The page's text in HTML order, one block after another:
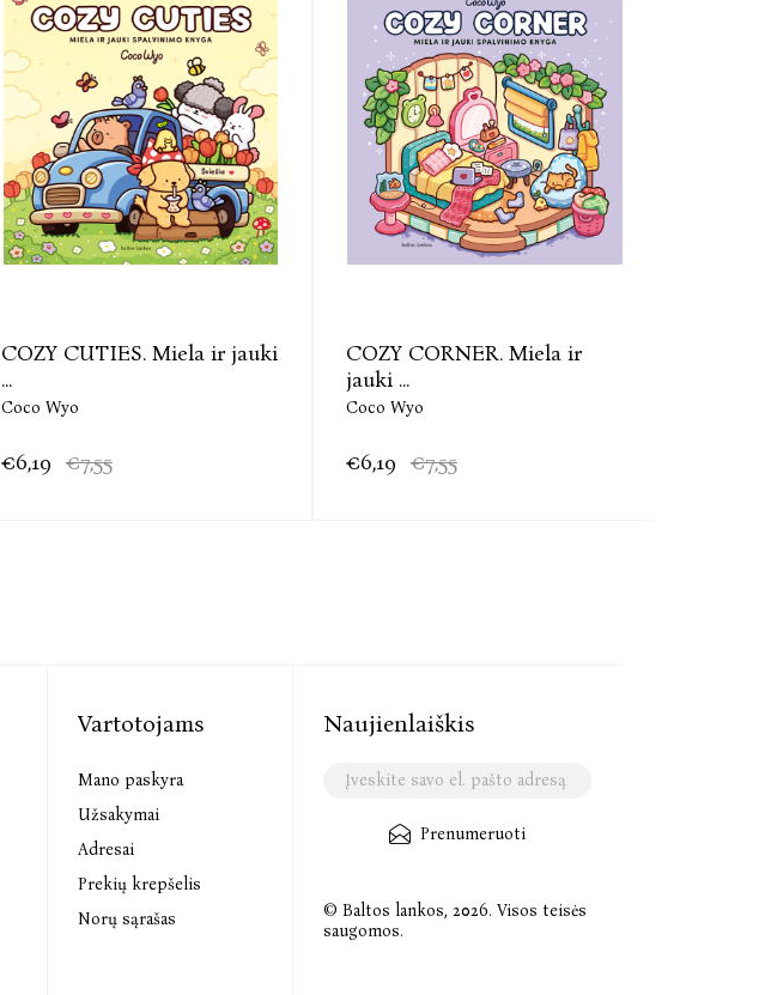
COZY CUTIES. Miela ir jauki
...
Coco Wyo
€6,19 €7,55
COZY CORNER. Miela ir
jauki ...
Coco Wyo
€6,19 €7,55
Vartotojams
Mano paskyra
Užsakymai
Adresai
Prekių krepšelis
Norų sąrašas
Naujienlaiškis
Prenumeruoti
© Baltos lankos, 2026. Visos teisės
saugomos.